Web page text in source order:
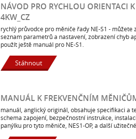
NÁVOD PRO RYCHLOU ORIENTACI
4KW_CZ
rychlý průvodce pro měniče řady NE-S1 - můžete
seznam parametrů a nastavení, zobrazení chyb
použít ještě manuál pro NE-S1.
Stáhnout
MANUÁL K FREKVENČNÍM
manuál, anglický originál, obsahuje specifikaci a
schema zapojení, bezpečnostní instrukce,
panýlku pro tyto měniče, NES1-OP, a další